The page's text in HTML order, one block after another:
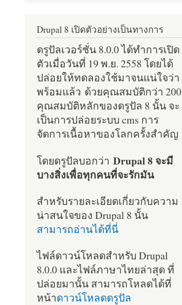
Drupal 8 เปิดตัวอย่างเป็นทางการ
ดรูปัลเวอร์ชั่น 8.0.0 ได้ทำการเปิด
ตัวเมื่อวันที่ 19 พ.ย. 2558 โดยได้
ปล่อยให้ทดลองใช้มาจนแน่ใจว่า
พร้อมแล้ว ด้วยคุณสมบัติกว่า 200
คุณสมบัติหลักของดรูปัล 8 นั้น จะ
เป็นการปล่อยระบบ cms การ
จัดการเนื้อหาของโลกครั้งสำคัญ
โดยดรูปัลบอกว่า Drupal 8 จะมี
บางสิ่งเพื่อทุกคนที่จะรักมัน
สำหรับรายละเอียดเกี่ยวกับความ
น่าสนใจของ Drupal 8 นั้น
สามารถอ่านได้ที่นี่
ไฟล์ดาวน์โหลดสำหรับ Drupal
8.0.0 และไฟล์ภาษาไทยล่าสุด ที่
ปล่อยมานั้น สามารถโหลดได้ที่
หน้าดาวน์โหลดดรูปัล